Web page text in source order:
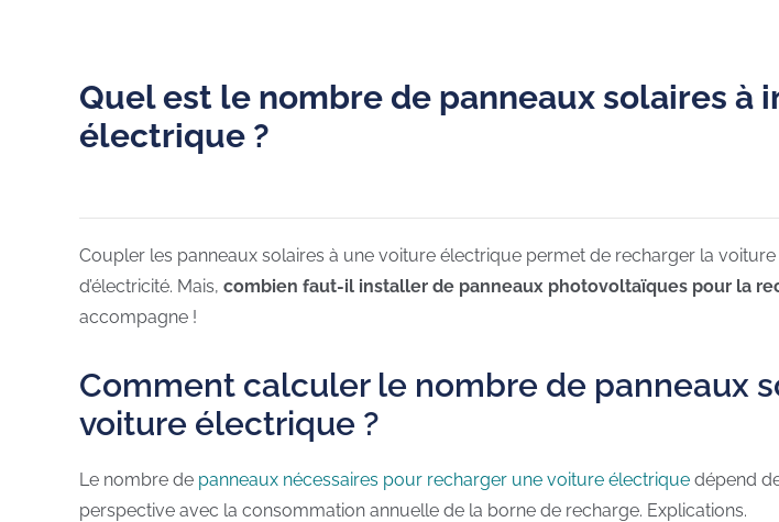
Quel est le nombre de panneaux solaires
électrique ?
Coupler les panneaux solaires à une voiture électrique permet de recharger la
d’électricité. Mais, combien faut-il installer de panneaux photovoltaïques pour la
accompagne !
Comment calculer le nombre de panneaux
voiture électrique ?
Le nombre de panneaux nécessaires pour recharger une voiture électrique dépend
perspective avec la consommation annuelle de la borne de recharge. Explications.